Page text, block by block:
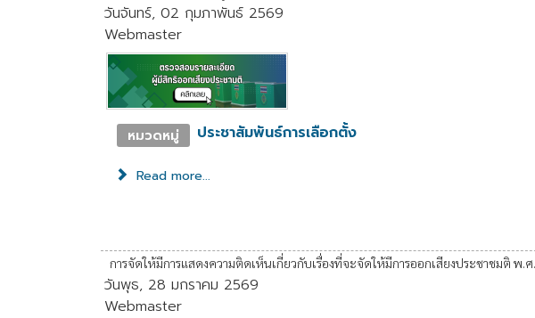
วันจันทร์, 02 กุมภาพันธ์ 2569
Webmaster
หมวดหมู่ ประชาสัมพันธ์การเลือกตั้ง
Read more...
การจัดให้มีการแสดงความติดเห็นเกี่ยวกับเรื่องที่จะจัดให้มีการออกเสียงประชาชมติ พ.
วันพุธ, 28 มกราคม 2569
Webmaster